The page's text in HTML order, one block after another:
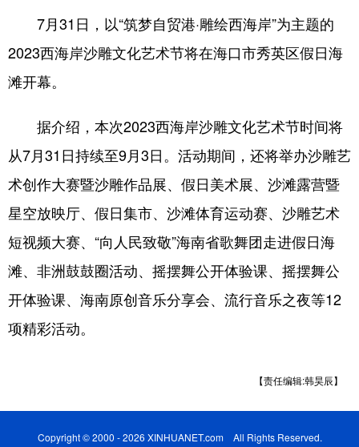
7月31日，以“筑梦自贸港·雕绘西海岸”为主题的
2023西海岸沙雕文化艺术节将在海口市秀英区假日海
滩开幕。
据介绍，本次2023西海岸沙雕文化艺术节时间将
从7月31日持续至9月3日。活动期间，还将举办沙雕艺
术创作大赛暨沙雕作品展、假日美术展、沙滩露营暨
星空放映厅、假日集市、沙滩体育运动赛、沙雕艺术
短视频大赛、“向人民致敬”海南省歌舞团走进假日海
滩、非洲鼓鼓圈活动、摇摆舞公开体验课、摇摆舞公
开体验课、海南原创音乐分享会、流行音乐之夜等12
项精彩活动。
【责任编辑:韩昊辰】
Copyright © 2000 - 2026 XINHUANET.com All Rights Reserved.